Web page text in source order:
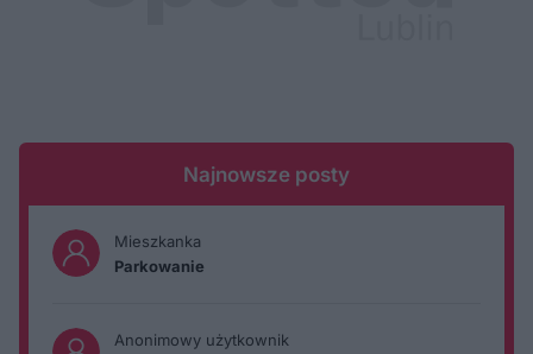
Najnowsze posty
Mieszkanka
Parkowanie
Anonimowy użytkownik